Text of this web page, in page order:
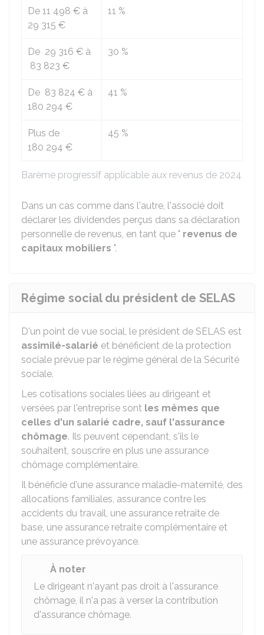
Barème progressif applicable aux revenus de 2024
De 11 498 € à
29 315 €
11 %
De 29 316 € à
83 823 €
30 %
De 83 824 € à
180 294 €
41 %
Plus de
180 294 €
45 %
Dans un cas comme dans l'autre, l'associé doit
déclarer les dividendes perçus dans sa déclaration
personnelle de revenus, en tant que " revenus de
capitaux mobiliers ".
Régime social du président de SELAS
D'un point de vue social, le président de SELAS est
assimilé-salarié et bénéficient de la protection
sociale prévue par le régime général de la Sécurité
sociale.
Les cotisations sociales liées au dirigeant et
versées par l'entreprise sont les mêmes que
celles d'un salarié cadre, sauf l'assurance
chômage. Ils peuvent cependant, s'ils le
souhaitent, souscrire en plus une assurance
chômage complémentaire.
Il bénéficie d'une assurance maladie-maternité, des
allocations familiales, assurance contre les
accidents du travail, une assurance retraite de
base, une assurance retraite complémentaire et
une assurance prévoyance.
À noter
Le dirigeant n'ayant pas droit à l'assurance
chômage, il n'a pas à verser la contribution
d'assurance chômage.